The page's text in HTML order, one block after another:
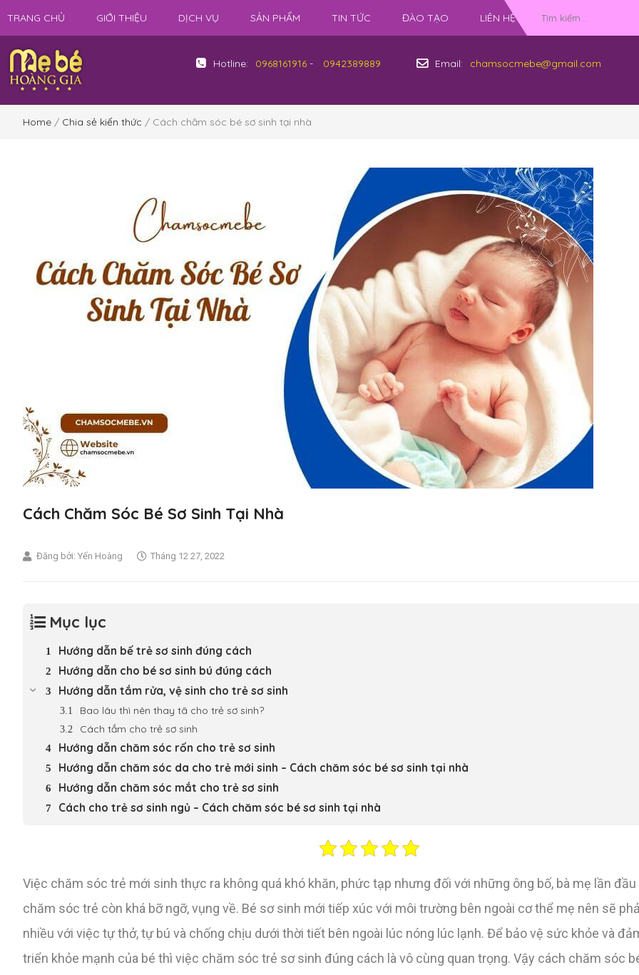
TRANG CHỦ GIỚI THIỆU DỊCH VỤ SẢN PHẨM TIN TỨC ĐÀO TẠO LIÊN HỆ
Hotline: 0968161916- 0942389889 Email: chamsocmebe@gmail.com
Home / Chia sẻ kiến thức / Cách chăm sóc bé sơ sinh tại nhà
Cách Chăm Sóc Bé Sơ Sinh Tại Nhà
Đăng bởi: Yến Hoàng Tháng 12 27, 2022
Mục lục
Hướng dẫn bế trẻ sơ sinh đúng cách
Hướng dẫn cho bé sơ sinh bú đúng cách
Hướng dẫn tắm rửa, vệ sinh cho trẻ sơ sinh
Bao lâu thì nên thay tã cho trẻ sơ sinh?
Cách tắm cho trẻ sơ sinh
Hướng dẫn chăm sóc rốn cho trẻ sơ sinh
Hướng dẫn chăm sóc da cho trẻ mới sinh – Cách chăm sóc bé sơ sinh tại nhà
Hướng dẫn chăm sóc mắt cho trẻ sơ sinh
Cách cho trẻ sơ sinh ngủ – Cách chăm sóc bé sơ sinh tại nhà
Việc chăm sóc trẻ mới sinh thực ra không quá khó khăn, phức tạp nhưng đối với những ông bố, bà mẹ lần đầu
chăm sóc trẻ còn khá bỡ ngỡ, vụng về. Bé sơ sinh mới tiếp xúc với môi trường bên ngoài cơ thể mẹ nên sẽ
nhiều với việc tự thở, tự bú và chống chịu dưới thời tiết bên ngoài lúc nóng lúc lạnh. Để bảo vệ sức khỏe và
triển khỏe mạnh của bé thì việc chăm sóc trẻ sơ sinh đúng cách là vô cùng quan trọng. Vậy cách chăm sóc